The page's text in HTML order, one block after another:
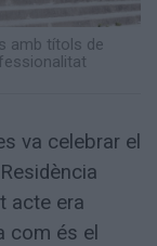
amb títols de
va celebrar el
acte era
com és el